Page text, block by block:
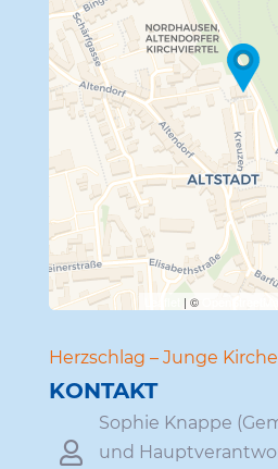
Travelers' Map wird
Wenn du dies siehst,
deine Seite
wurde, fehlen
| ©
Herz­schlag – Junge Kirche
KONTAKT

Sophie Knappe
und